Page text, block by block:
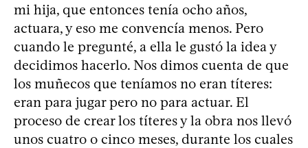
mi hija, que entonces tenía ocho años,
actuara, y eso me convencía menos. Pero
cuando le pregunté, a ella le gustó la idea y
decidimos hacerlo. Nos dimos cuenta de que
los muñecos que teníamos no eran títeres:
eran para jugar pero no para actuar. El
proceso de crear los títeres y la obra nos llevó
unos cuatro o cinco meses, durante los cuales